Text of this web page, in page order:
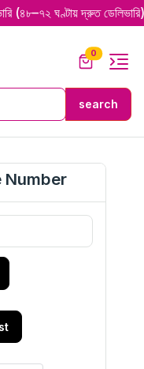
ঘণ্টায় দ্রুত ডেলিভারি) |
0
Number